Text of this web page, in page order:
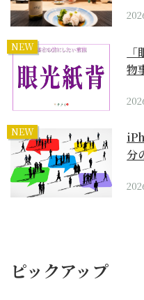
NEW
物
NEW
分
ピックアップ